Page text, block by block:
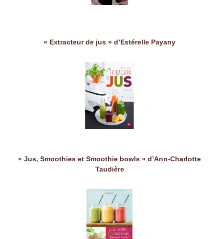
« Extracteur de jus » d’Estérelle Payany
« Jus, Smoothies et Smoothie bowls » d’Ann-Charlotte
Taudière